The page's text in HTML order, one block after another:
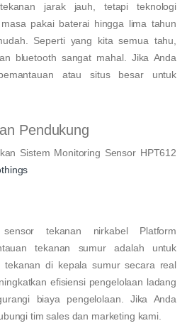
jarak jauh, tetapi teknologi
pakai baterai hingga lima tahun
Seperti yang kita semua tahu,
bluetooth sangat mahal. Jika Anda
atau situs besar untuk
Pendukung
Sistem Monitoring Sensor HPT612
tekanan nirkabel Platform
tekanan sumur adalah untuk
tekanan di kepala sumur secara real
efisiensi pengelolaan ladang
biaya pengelolaan. Jika Anda
tim sales dan marketing kami.